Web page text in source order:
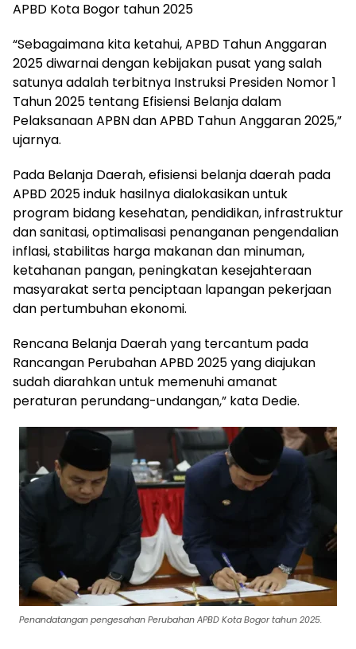
APBD Kota Bogor tahun 2025
“Sebagaimana kita ketahui, APBD Tahun Anggaran
2025 diwarnai dengan kebijakan pusat yang salah
satunya adalah terbitnya Instruksi Presiden Nomor 1
Tahun 2025 tentang Efisiensi Belanja dalam
Pelaksanaan APBN dan APBD Tahun Anggaran 2025,”
ujarnya.
Pada Belanja Daerah, efisiensi belanja daerah pada
APBD 2025 induk hasilnya dialokasikan untuk
program bidang kesehatan, pendidikan, infrastruktur
dan sanitasi, optimalisasi penanganan pengendalian
inflasi, stabilitas harga makanan dan minuman,
ketahanan pangan, peningkatan kesejahteraan
masyarakat serta penciptaan lapangan pekerjaan
dan pertumbuhan ekonomi.
Rencana Belanja Daerah yang tercantum pada
Rancangan Perubahan APBD 2025 yang diajukan
sudah diarahkan untuk memenuhi amanat
peraturan perundang-undangan,” kata Dedie.
Penandatangan pengesahan Perubahan APBD Kota Bogor tahun 2025.